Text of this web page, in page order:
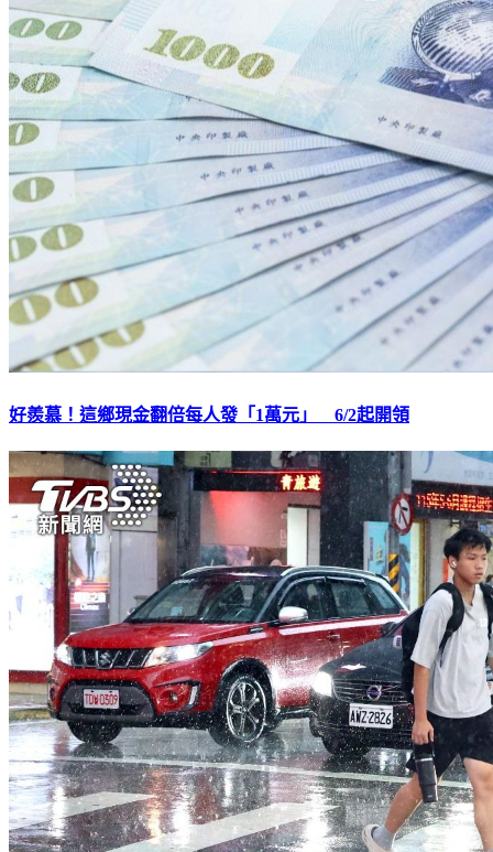
好羨慕！這鄉現金翻倍每人發「1萬元」 6/2起開領